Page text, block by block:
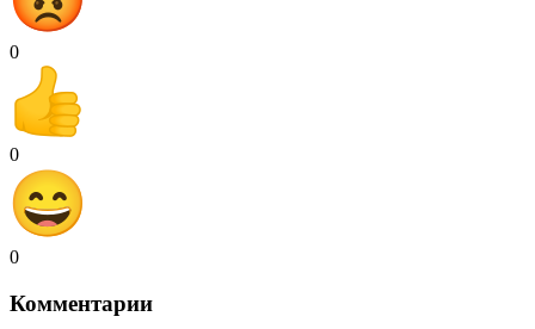
0
0
0
Комментарии